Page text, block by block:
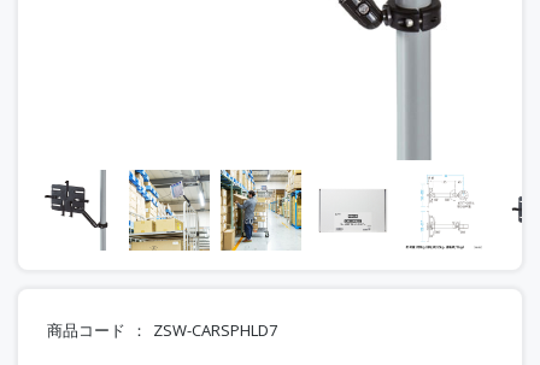
商品コード ZSW-CARSPHLD7